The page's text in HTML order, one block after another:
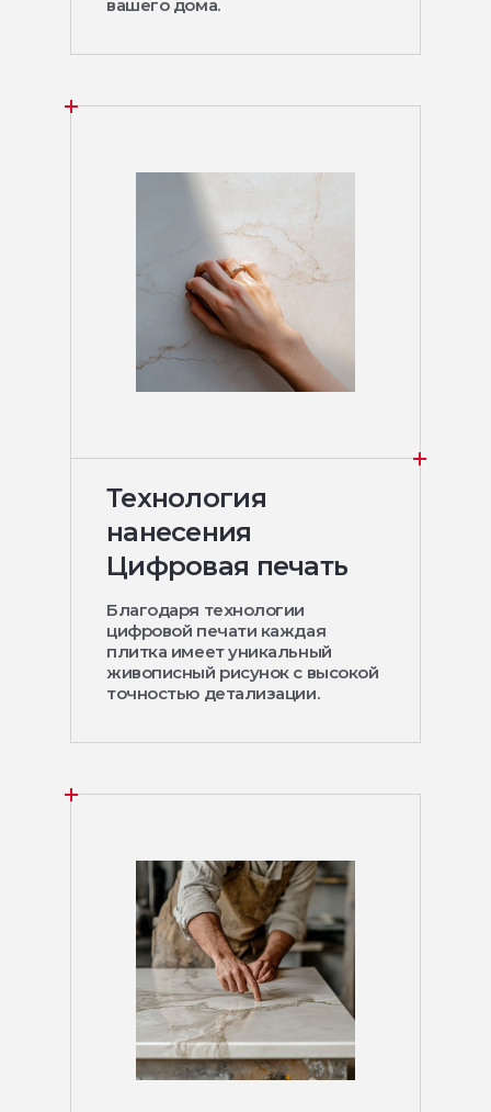
вашего дома.
Технология
нанесения
Цифровая печать
Благодаря технологии
цифровой печати каждая
плитка имеет уникальный
живописный рисунок с высокой
точностью детализации.